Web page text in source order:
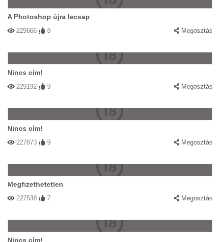
A Photoshop újra lecsap
229666 8 Megosztás
Nincs cím!
229192 9 Megosztás
Nincs cím!
227873 9 Megosztás
Megfizethetetlen
227538 7 Megosztás
Nincs cím!